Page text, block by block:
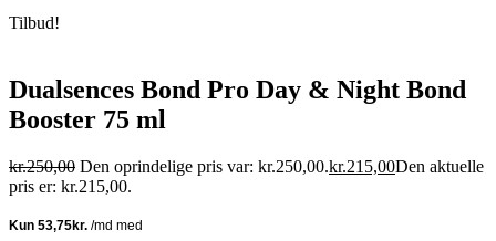
Tilbud!
Dualsences Bond Pro Day & Night Bond
Booster 75 ml
kr.250,00 Den oprindelige pris var: kr.250,00.kr.215,00Den aktuelle
pris er: kr.215,00.